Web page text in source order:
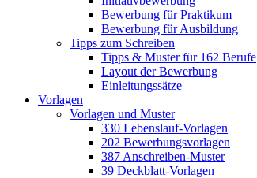
Bewerbung für Praktikum
Bewerbung für Ausbildung
Tipps zum Schreiben
Tipps & Muster für 162 Berufe
Layout der Bewerbung
Einleitungssätze
Vorlagen
Vorlagen und Muster
330 Lebenslauf-Vorlagen
202 Bewerbungsvorlagen
387 Anschreiben-Muster
39 Deckblatt-Vorlagen